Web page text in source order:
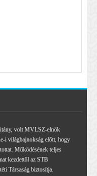
volt MVLSZ-elnök
i világbajnokság előtt, hogy
Működésének teljes
kezdettől az STB
Társaság biztosítja.